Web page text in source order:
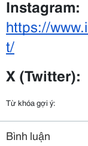
https://
t/
X (Twitter):
Từ khóa gợi ý:
Bình luận